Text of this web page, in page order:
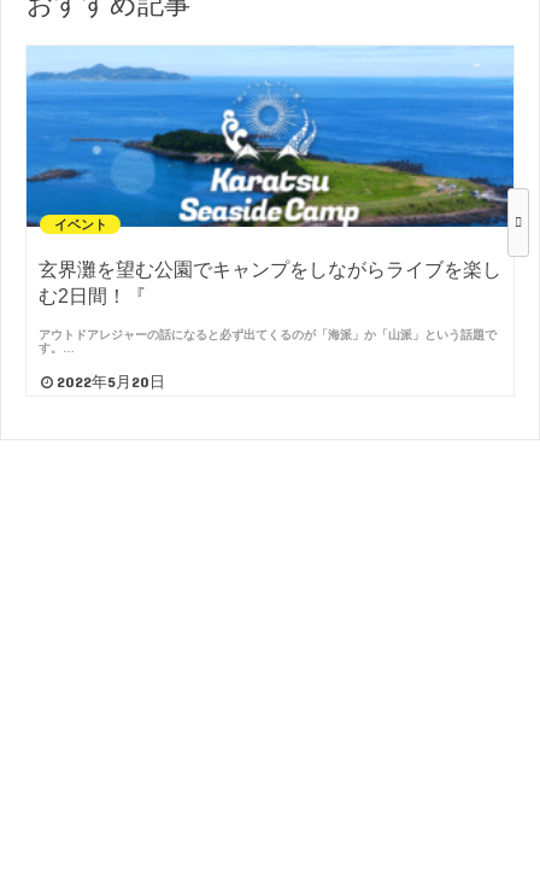
イベント
玄界灘を望む公園でキャンプをしながらライブを楽し
む2日間！『
アウトドアレジャーの話になると必ず出てくるのが「海派」か「山派」という話題で
す。…
2022年5月20日